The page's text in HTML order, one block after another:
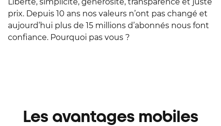
prix. Depuis 10 ans nos valeurs n’ont pas changé et
aujourd’hui plus de 15 millions d’abonnés nous font
confiance. Pourquoi pas vous ?
Les avantages mobiles